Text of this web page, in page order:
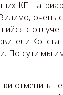
КП-
очень
с
По сути мы
отменить